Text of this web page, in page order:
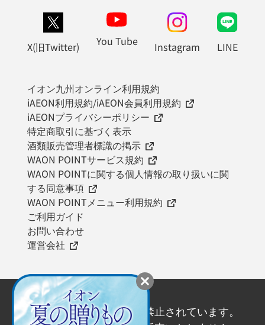
X(旧Twitter) You Tube Instagram LINE
イオン九州オンライン利用規約
iAEON利用規約/iAEON会員利用規約
iAEONプライバシーポリシー
特定商取引に基づく表示
酒類販売管理者標識の掲示
WAON POINTサービス規約
WAON POINTに関する個人情報の取り扱いに関
する同意事項
WAON POINTメニュー利用規約
ご利用ガイド
お問い合わせ
運営会社
20歳未満の飲酒は法律で禁止されています。